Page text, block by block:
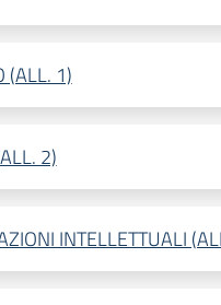
(ALL. 1)
2)
INTELLETTUALI